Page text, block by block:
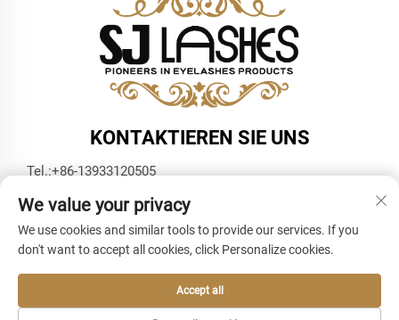
KONTAKTIEREN SIE UNS
Tel.:+86-13933120505
E-Mail:[email protected]
WhatsApp:+86-13933120505
We value your privacy
We use cookies and similar tools to provide our services. If you
don't want to accept all cookies, click Personalize cookies.
Accept all